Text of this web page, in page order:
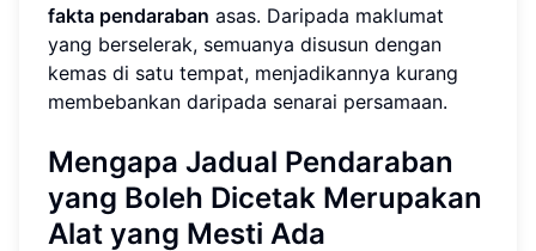
fakta pendaraban asas. Daripada maklumat
yang berselerak, semuanya disusun dengan
kemas di satu tempat, menjadikannya kurang
membebankan daripada senarai persamaan.
Mengapa Jadual Pendaraban
yang Boleh Dicetak Merupakan
Alat yang Mesti Ada